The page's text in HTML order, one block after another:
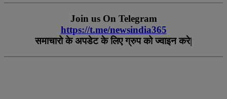
Join us On Telegram
https://t.me/newsindia365
समाचारोकेअपडेटकेलिएग्रुपकोज्वाइनकरे|